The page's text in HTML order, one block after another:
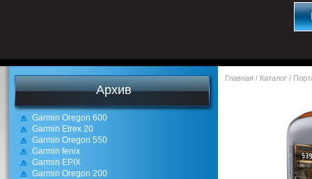
Архив
Garmin Oregon 600
Garmin Etrex 20
Garmin Oregon 550
Garmin fenix
Garmin EPIX
Garmin Oregon 200
Главная / Каталог /